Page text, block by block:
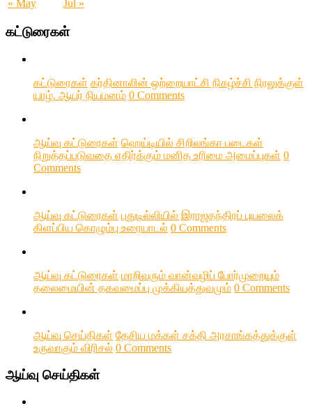
« May Jul »
கட்டுரைகள்
கட்டுரைகள் கர்தினாலின் ஒற்றையாட்சி நிகழ்ச்சி நிரலுக்குள்
யாழ். ஆயர் நியமனம் 0 Comments
ஆய்வு கட்டுரைகள் ஹெய்டியில் சிறிலங்கா படைகள்
நிறுத்தப்படுவதை எதிர்க்கும் மனித உரிமை அமைப்புகள் 0
Comments
ஆய்வு கட்டுரைகள் புதுடில்லியில் இராஜதந்திரப் புயலைக்
கிளப்பிய கொழும்பு உரையாடல் 0 Comments
ஆய்வு கட்டுரைகள் மாறிவரும் வான்வழிப் போர்முறையும்
தலைமையின் தகவமைப்பு முக்கியத்துவமும் 0 Comments
ஆய்வு செய்திகள் தேசிய மக்கள் சக்தி அரசாங்கத்துக்குள்
உருவாகும் விரிசல் 0 Comments
ஆய்வு செய்திகள்